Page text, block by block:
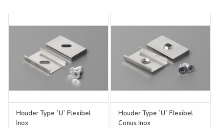
Houder Type `U` Flexibel
Inox
Houder Type `U` Flexibel
Conus Inox